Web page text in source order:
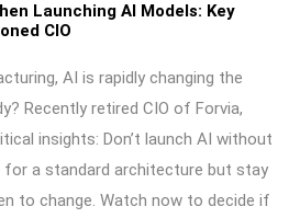
Launching AI Models: Key
CIO
AI is rapidly changing the
Recently retired CIO of Forvia,
insights: Don’t launch AI without
for a standard architecture but stay
to change. Watch now to decide if